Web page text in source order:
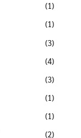
(1)
(1)
(3)
(4)
(3)
(1)
(1)
(2)